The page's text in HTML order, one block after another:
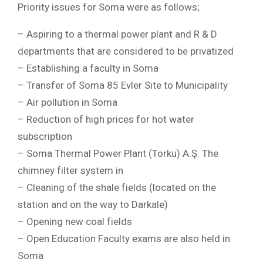
Priority issues for Soma were as follows;
– Aspiring to a thermal power plant and R & D
departments that are considered to be privatized
– Establishing a faculty in Soma
– Transfer of Soma 85 Evler Site to Municipality
– Air pollution in Soma
– Reduction of high prices for hot water
subscription
– Soma Thermal Power Plant (Torku) A.Ş. The
chimney filter system in
– Cleaning of the shale fields (located on the
station and on the way to Darkale)
– Opening new coal fields
– Open Education Faculty exams are also held in
Soma